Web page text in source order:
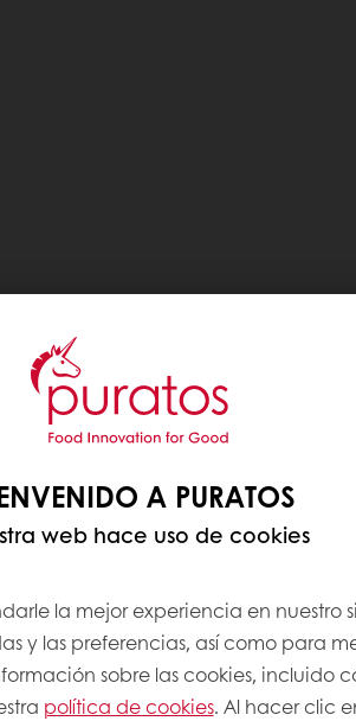
A PURATOS
web hace uso de cookies
la mejor experiencia en nuestro
y las preferencias, así como para
sobre las cookies, incluido
política de cookies. Al hacer clic